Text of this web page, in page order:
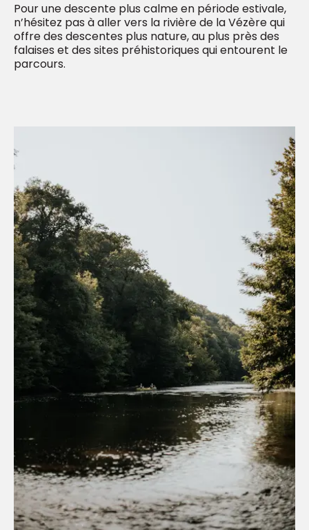
Pour une descente plus calme en période estivale,
n’hésitez pas à aller vers la rivière de la Vézère qui
offre des descentes plus nature, au plus près des
falaises et des sites préhistoriques qui entourent le
parcours.